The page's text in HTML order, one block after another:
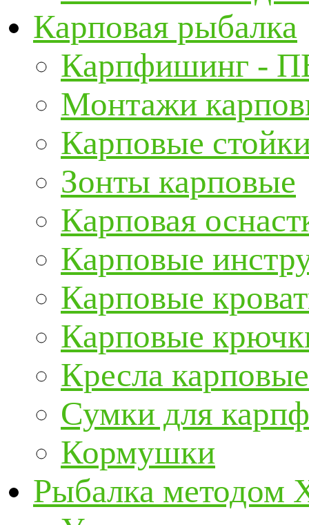
Карповая рыбалка
Карпфишинг -
Монтажи
Карповые
Зонты карповые
Карповая
Карповые
Карповые
Карповые
Кресла карповые
Сумки для
Кормушки
Рыбалка методом